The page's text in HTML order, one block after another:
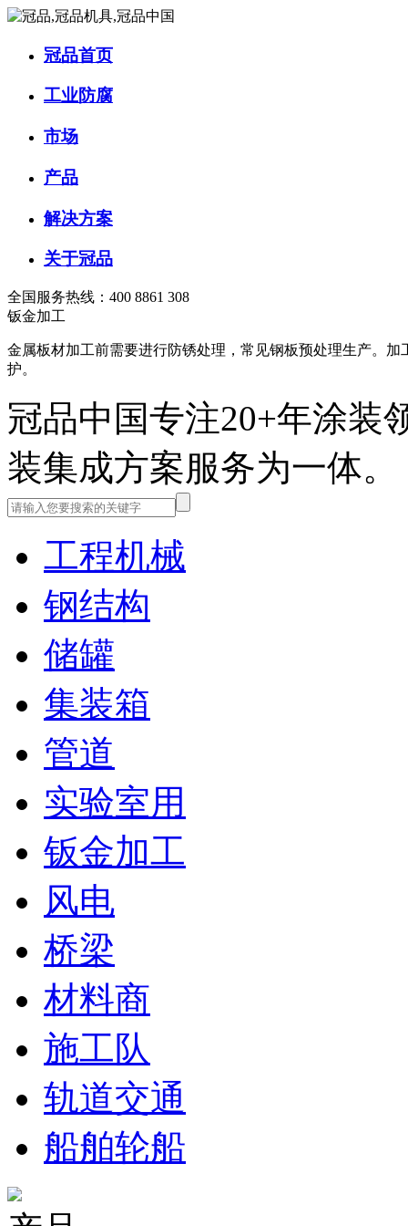
冠品首页
工业防腐
市场
产品
解决方案
关于冠品
全国服务热线：400 8861 308
钣金加工
金属板材加工前需要进行防锈处理，常见钢板预处理生产。
护。
冠品中国专注20+年涂装
装集成方案服务为一体。
工程机械
钢结构
储罐
集装箱
管道
实验室用
钣金加工
风电
桥梁
材料商
施工队
轨道交通
船舶轮船